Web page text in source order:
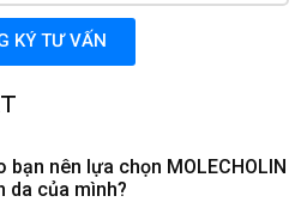
KÝ TƯ VẤN
bạn nên lựa chọn MOLECHOLIN
da của mình?